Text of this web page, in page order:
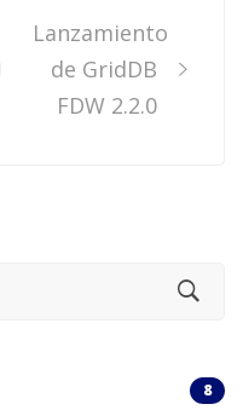
Lanzamiento
de GridDB
FDW 2.2.0
8